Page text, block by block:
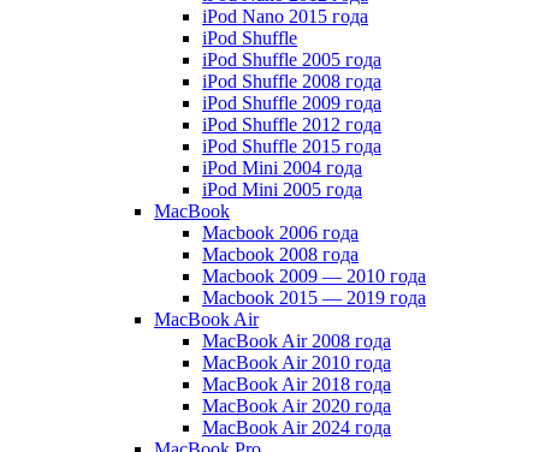
iPod Nano 2015 года
iPod Shuffle
iPod Shuffle 2005 года
iPod Shuffle 2008 года
iPod Shuffle 2009 года
iPod Shuffle 2012 года
iPod Shuffle 2015 года
iPod Mini 2004 года
iPod Mini 2005 года
MacBook
Macbook 2006 года
Macbook 2008 года
Macbook 2009 — 2010 года
Macbook 2015 — 2019 года
MacBook Air
MacBook Air 2008 года
MacBook Air 2010 года
MacBook Air 2018 года
MacBook Air 2020 года
MacBook Air 2024 года